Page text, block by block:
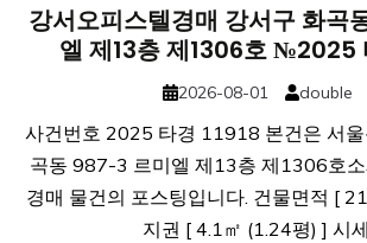
강서오피스텔경매 강서구 화곡
엘 제13층 제1306호 №2025
2026-08-01 double
사건번호 2025 타경 11918 본건은 서
곡동 987-3 르미엘 제13층 제1306호
경매 물건의 포스팅입니다. 건물면적 [
지권 [ 4.1㎡ (1.24평) ] 시